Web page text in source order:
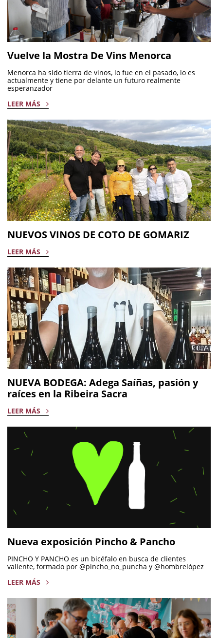
Vuelve la Mostra De Vins Menorca
Menorca ha sido tierra de vinos, lo fue en el pasado, lo es
actualmente y tiene por delante un futuro realmente
esperanzador
LEER MÁS
NUEVOS VINOS DE COTO DE GOMARIZ
LEER MÁS
NUEVA BODEGA: Adega Saíñas, pasión y
raíces en la Ribeira Sacra
LEER MÁS
Nueva exposición Pincho & Pancho
PINCHO Y PANCHO es un bicéfalo en busca de clientes
valiente, formado por @pincho_no_puncha y @hombrelópez
LEER MÁS